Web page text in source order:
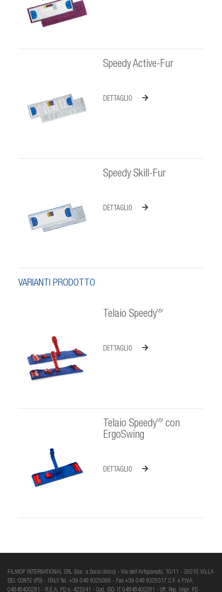
Speedy Active-Fur
DETTAGLIO
Speedy Skill-Fur
DETTAGLIO
VARIANTI PRODOTTO
Telaio Speedy®
DETTAGLIO
Telaio Speedy®con
ErgoSwing
DETTAGLIO
FILMOP INTERNATIONAL SRL (Soc. a Socio Unico) - Via dell’Artigianato, 10/11 - 35010 VILLA
DEL CONTE (PD) - ITALY Tel. +39 049 9325066 - Fax +39 049 9325317 C.F. e P.IVA:
04848400281 - R.E.A. PD n. 423341 - Cod. ISO: IT 04848400281 - Uff. Reg. Impr. PD